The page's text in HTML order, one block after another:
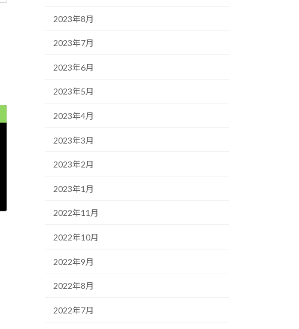
8/31まで
2023年8月
2023年7月
2023年6月
2023年5月
2023年4月
2023年3月
2023年2月
2023年1月
2022年11月
2022年10月
2022年9月
2022年8月
2022年7月